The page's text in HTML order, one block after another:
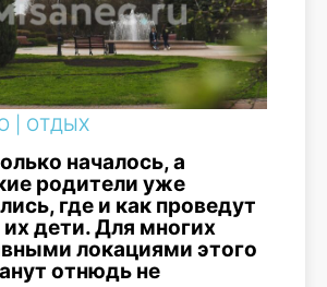
ОТДЫХ
началось, а
родители уже
где и как проведут
дети. Для многих
локациями этого
отнюдь не